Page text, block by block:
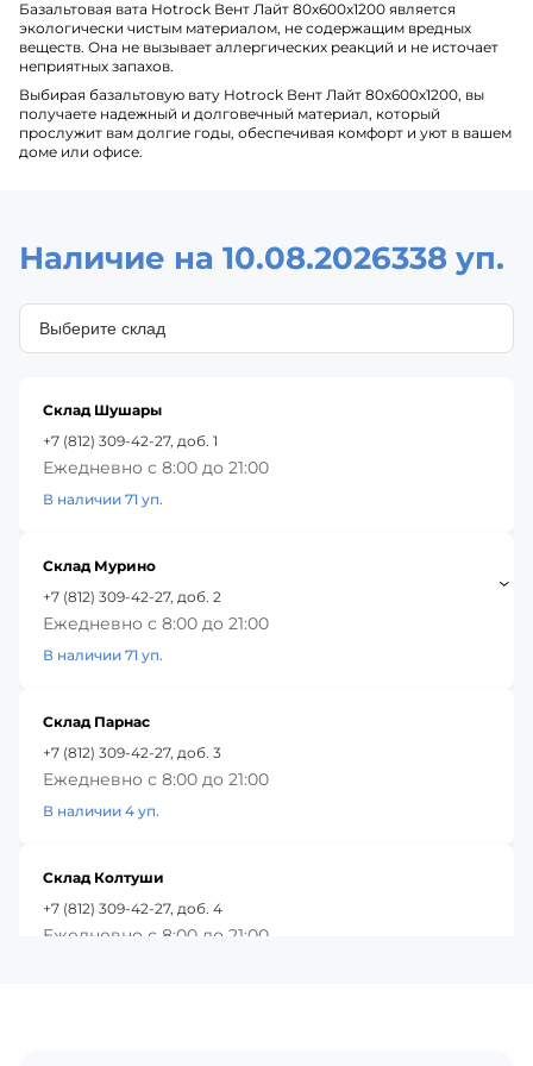
Базальтовая вата Hotrock Вент Лайт 80х600х1200 является
экологически чистым материалом, не содержащим вредных
веществ. Она не вызывает аллергических реакций и не источает
неприятных запахов.
Выбирая базальтовую вату Hotrock Вент Лайт 80х600х1200, вы
получаете надежный и долговечный материал, который
прослужит вам долгие годы, обеспечивая комфорт и уют в вашем
доме или офисе.
Наличие на 10.08.2026338 уп.
Склад Шушары
+7 (812) 309-42-27, доб. 1
Ежедневно с 8:00 до 21:00
В наличии 71 уп.
Склад Мурино
+7 (812) 309-42-27, доб. 2
Ежедневно с 8:00 до 21:00
В наличии 71 уп.
Склад Парнас
+7 (812) 309-42-27, доб. 3
Ежедневно с 8:00 до 21:00
В наличии 4 уп.
Склад Колтуши
+7 (812) 309-42-27, доб. 4
Ежедневно с 8:00 до 21:00